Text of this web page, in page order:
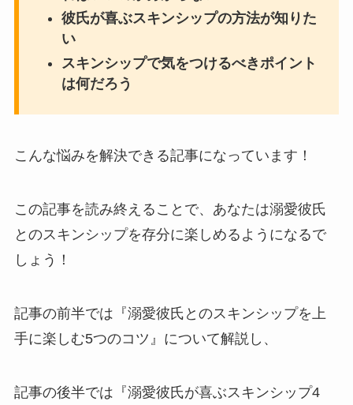
彼氏が喜ぶスキンシップの方法が知りた
い
スキンシップで気をつけるべきポイント
は何だろう
こんな悩みを解決できる記事になっています！
この記事を読み終えることで、あなたは溺愛彼氏
とのスキンシップを存分に楽しめるようになるで
しょう！
記事の前半では『溺愛彼氏とのスキンシップを上
手に楽しむ5つのコツ』について解説し、
記事の後半では『溺愛彼氏が喜ぶスキンシップ4